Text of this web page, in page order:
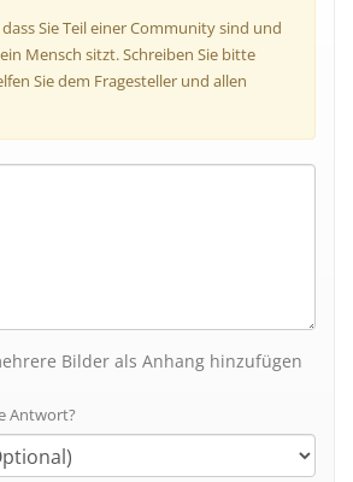
Sie Teil einer Community sind und
Mensch sitzt. Schreiben Sie bitte
Sie dem Fragesteller und allen
Bilder als Anhang hinzufügen
Antwort?